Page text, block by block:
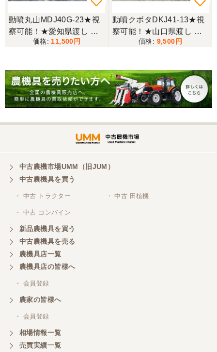
エンジンが一発でかかり嬉しかったです。
対応が良く、機械も良いようです。
東京都／購入者
東京都／がーさん
その日に評価しましたが届いてませんか？ 届いてな
ければ再度送信しますが。 大橋粉砕機です。
東京都／がーさん
なんだかんだ積み込みまでして頂き助かりました！
東京都／おちゃ
東京都／あきら
いいたします。
動噴丸山MDJ40G-23★視
察可能！★愛知県渡し 丸
山 噴霧器 MDJ40G-23 背
剤対応 現状渡し【P11432
285】
11,500
動噴クボタDKJ41-13★視
察可能！★山口県渡し ク
ボタ 背負動噴 DKJ41-13
現状渡し【P11367092】
9,500
中古農機市場UMM（旧JUM）
中古農機具を買う
・ 中古 トラクター ・ 中古 田植機
・ 中古 コンバイン
新品農機具を買う
中古農機具を売る
農機具店一覧
農機具店の皆様へ
・ 会員登録
農家の皆様へ
・ 会員登録
相場情報一覧
売買実績一覧